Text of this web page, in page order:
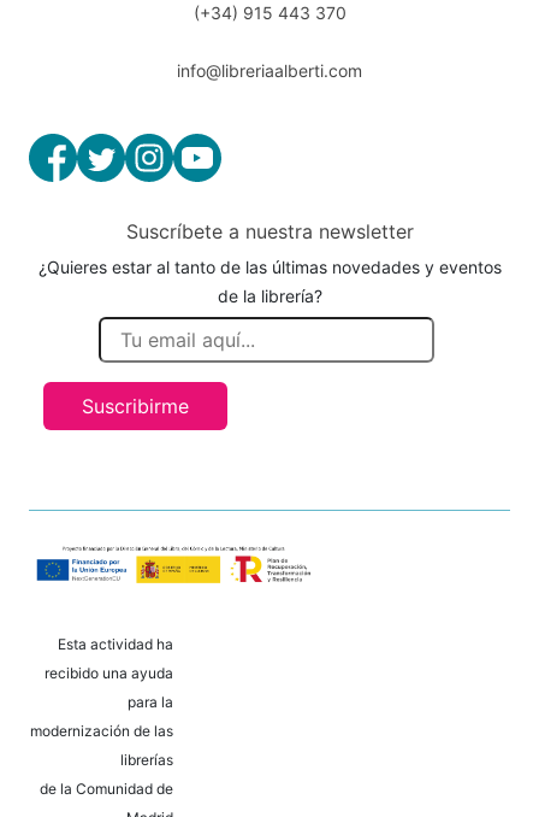
(+34) 915 443 370
info@libreriaalberti.com
Suscríbete a nuestra newsletter
¿Quieres estar al tanto de las últimas novedades y eventos
de la librería?
Suscribirme
Esta actividad ha
recibido una ayuda
para la
modernización de las
librerías
de la Comunidad de